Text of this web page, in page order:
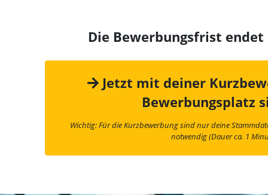
Die Bewerbungsfrist
Jetzt mit deiner
Bewerbungsplatz
Wichtig: Für die Kurzbewerbung sind nur deine
notwendig (Dauer ca. 1